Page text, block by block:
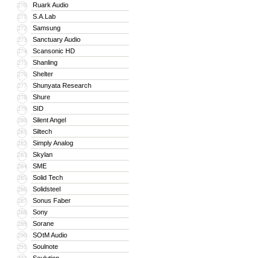
270 Ruark Audio
271 S.A.Lab
272 Samsung
273 Sanctuary Audio
274 Scansonic HD
275 Shanling
276 Shelter
277 Shunyata Research
278 Shure
279 SID
280 Silent Angel
281 Siltech
282 Simply Analog
283 Skylan
284 SME
285 Solid Tech
286 Solidsteel
287 Sonus Faber
288 Sony
289 Sorane
290 SOtM Audio
291 Soulnote